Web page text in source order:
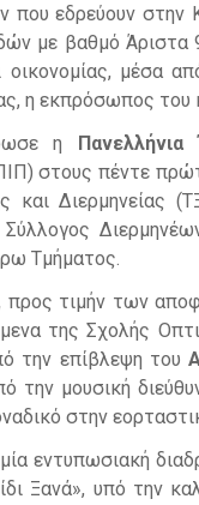
που εδρεύουν στην
με βαθμό Άριστα
οικονομίας, μέσα
η εκπρόσωπος του
η
στους πέντε
και Διερμηνείας
Τμήματος.
προς τιμήν των
της Σχολής
την επίβλεψη του
την μουσική
στην
εντυπωσιακή
Ξανά», υπό την